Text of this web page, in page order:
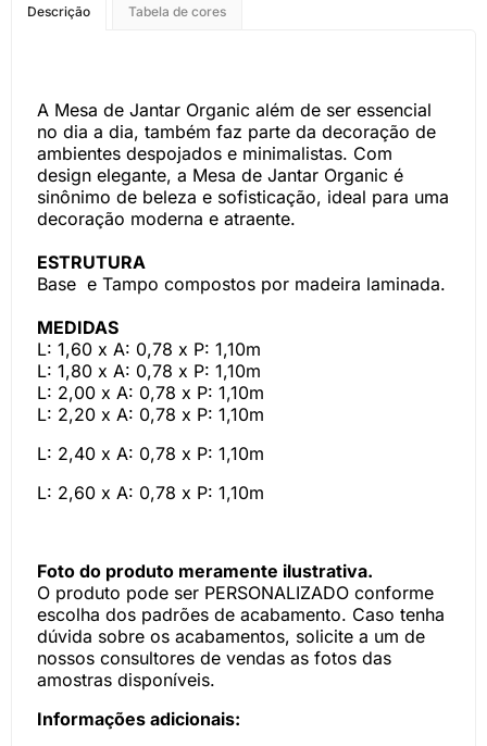
Descrição Tabela de cores
A Mesa de Jantar Organic além de ser essencial
no dia a dia, também faz parte da decoração de
ambientes despojados e minimalistas. Com
design elegante, a Mesa de Jantar Organic é
sinônimo de beleza e sofisticação, ideal para uma
decoração moderna e atraente.
ESTRUTURA
Base e Tampo compostos por madeira laminada.
MEDIDAS
L: 1,60 x A: 0,78 x P: 1,10m
L: 1,80 x A: 0,78 x P: 1,10m
L: 2,00 x A: 0,78 x P: 1,10m
L: 2,20 x A: 0,78 x P: 1,10m
L: 2,40 x A: 0,78 x P: 1,10m
L: 2,60 x A: 0,78 x P: 1,10m
Foto do produto meramente ilustrativa.
O produto pode ser PERSONALIZADO conforme
escolha dos padrões de acabamento. Caso tenha
dúvida sobre os acabamentos, solicite a um de
nossos consultores de vendas as fotos das
amostras disponíveis.
Informações adicionais: